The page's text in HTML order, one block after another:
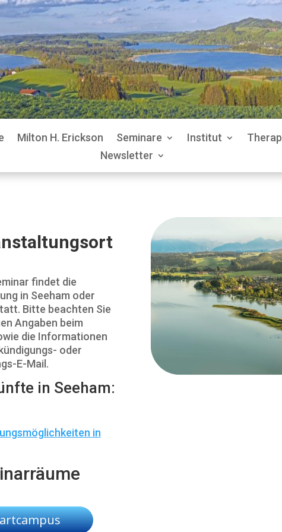
Milton H. Erickson Seminare Institut
Newsletter
findet die
in Seeham oder
Bitte beachten Sie
Angaben beim
die Informationen
oder
E-Mail.
in Seeham:
in